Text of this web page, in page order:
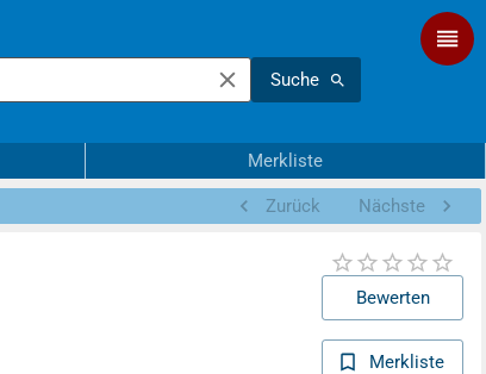
Suche
Merkliste
Zurück Nächste
Bewerten
Merkliste